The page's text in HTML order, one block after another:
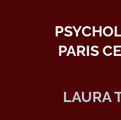
PARIS
LAURA